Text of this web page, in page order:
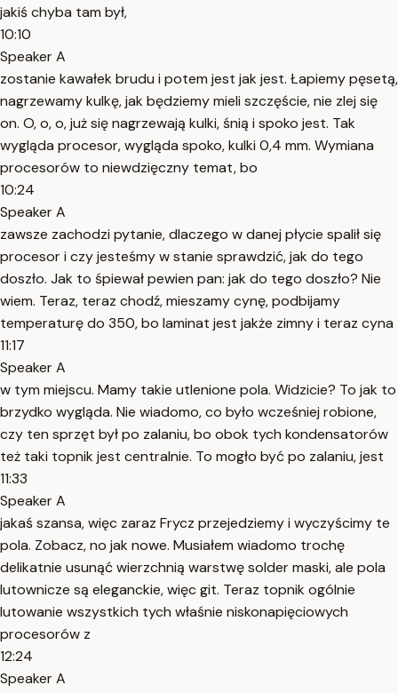
jakiś chyba tam był,
10:10
Speaker A
zostanie kawałek brudu i potem jest jak jest. Łapiemy pęsetą,
nagrzewamy kulkę, jak będziemy mieli szczęście, nie zlej się
on. O, o, o, już się nagrzewają kulki, śnią i spoko jest. Tak
wygląda procesor, wygląda spoko, kulki 0,4 mm. Wymiana
procesorów to niewdzięczny temat, bo
10:24
Speaker A
zawsze zachodzi pytanie, dlaczego w danej płycie spalił się
procesor i czy jesteśmy w stanie sprawdzić, jak do tego
doszło. Jak to śpiewał pewien pan: jak do tego doszło? Nie
wiem. Teraz, teraz chodź, mieszamy cynę, podbijamy
temperaturę do 350, bo laminat jest jakże zimny i teraz cyna
11:17
Speaker A
w tym miejscu. Mamy takie utlenione pola. Widzicie? To jak to
brzydko wygląda. Nie wiadomo, co było wcześniej robione,
czy ten sprzęt był po zalaniu, bo obok tych kondensatorów
też taki topnik jest centralnie. To mogło być po zalaniu, jest
11:33
Speaker A
jakaś szansa, więc zaraz Frycz przejedziemy i wyczyścimy te
pola. Zobacz, no jak nowe. Musiałem wiadomo trochę
delikatnie usunąć wierzchnią warstwę solder maski, ale pola
lutownicze są eleganckie, więc git. Teraz topnik ogólnie
lutowanie wszystkich tych właśnie niskonapięciowych
procesorów z
12:24
Speaker A